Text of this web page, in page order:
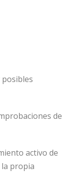
de
activo de
la propia